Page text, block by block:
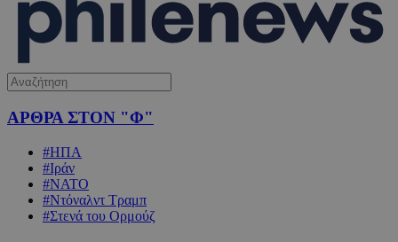
ΑΡΘΡΑ ΣΤΟΝ "Φ"
#ΗΠΑ
#Ιράν
#ΝΑΤΟ
#Ντόναλντ Τραμπ
#Στενά του Ορμούζ